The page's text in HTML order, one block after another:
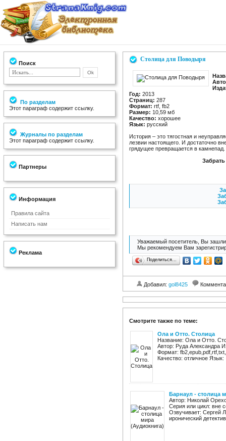
Поиск
По разделам
Этот параграф содержит ссылку.
Журналы по разделам
Этот параграф содержит ссылку.
Партнеры
Информация
Правила сайта
Написать нам
Реклама
Столица для Поводыря
Год: 2013
Страниц: 287
Формат: rtf, fb2
Размер: 10,59 мб
Качество: хорошее
Язык: русский
История – это тягостная и
лезвии настоящего. И достаточно
грядущее превращается в
Уважаемый посетитель, Вы зашли
Мы рекомендуем Вам
Поделиться…
Добавил: gol8425
Смотрите также по теме:
Ола и Отто. Столица
Название: Ола и Отто.
Автор: Руда Александра
Формат:
Качество: отличное Язык:
Барнаул - столица
Автор: Николай
Серия или цикл: вне
Озвучивает: Сергей
иронический